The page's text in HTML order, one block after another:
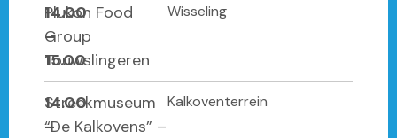
14.00
–
15.00
Plukon Food
Group
Touwslingeren
Wisseling
14.00
–
Streekmuseum
“De Kalkovens” –
Kalkoventerrein